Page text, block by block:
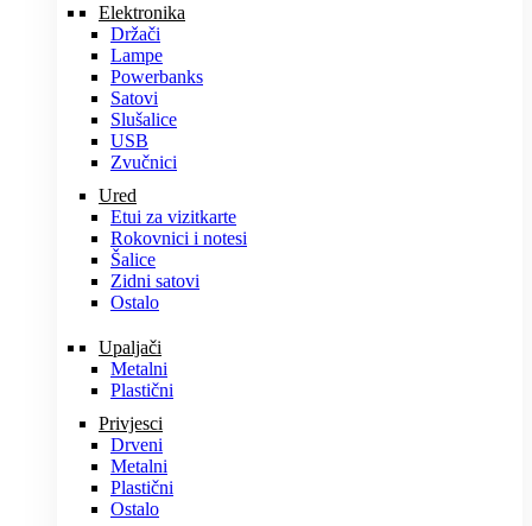
Elektronika
Držači
Lampe
Powerbanks
Satovi
Slušalice
USB
Zvučnici
Ured
Etui za vizitkarte
Rokovnici i notesi
Šalice
Zidni satovi
Ostalo
Upaljači
Metalni
Plastični
Privjesci
Drveni
Metalni
Plastični
Ostalo